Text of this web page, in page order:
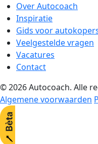
Over Autocoach
Inspiratie
Gids voor
Veelgestelde vragen
Vacatures
Contact
© 2026 Autocoach. Alle
Algemene voorwaarden